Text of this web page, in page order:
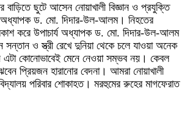
বাড়িতে ছুটে আসেন নোয়াখালী বিজ্ঞান ও প্রযুক্তি
অধ্যাপক ড. মো. দিদার-উল-আলম। নিহতের
করে উপাচার্য অধ্যাপক ড. মো. দিদার-উল-আলম
সন্তান ও স্ত্রী রেখে দুনিয়া থেকে চলে যাওয়া অনেক
এটা কোনোভাবেই মেনে নেওয়া সম্ভব নয়। কেবল
প্রিয়জন হারানোর বেদনা। আমরা নোয়াখালী
পরিবার শোকাহত। মরহুমের রুহের মাগফেরাত